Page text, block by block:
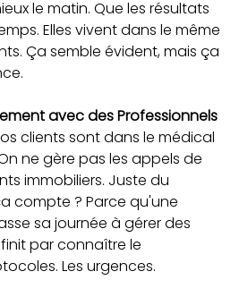
le matin. Que les résultats
Elles vivent dans le même
Ça semble évident, mais ça
avec des Professionnels
clients sont dans le médical
ne gère pas les appels de
immobiliers. Juste du
compte ? Parce qu'une
sa journée à gérer des
par connaître le
Les urgences.